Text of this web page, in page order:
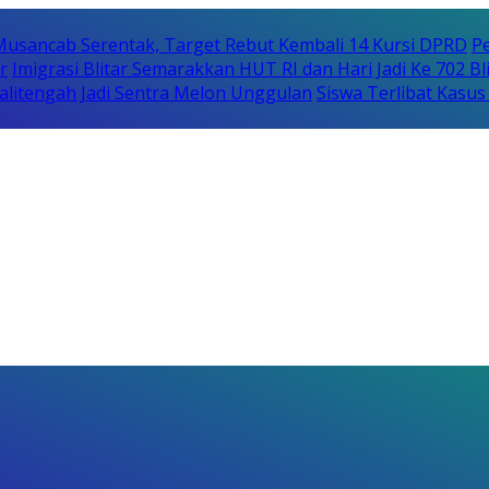
Serentak, Target Rebut Kembali 14 Kursi DPRD
Imigrasi Blitar Semarakkan HUT RI dan Hari Jadi Ke 702
Jadi Sentra Melon Unggulan Siswa Terlibat